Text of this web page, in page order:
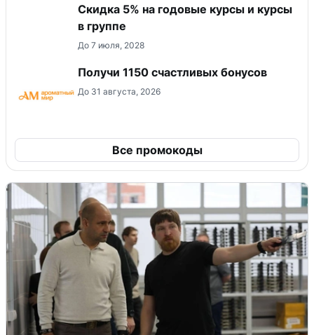
Скидка 5% на годовые курсы и курсы
в группе
До 7 июля, 2028
Получи 1150 счастливых бонусов
До 31 августа, 2026
Все промокоды